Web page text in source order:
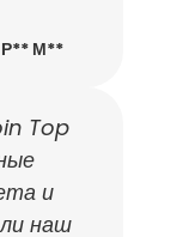
Р** М**
Top
и
наш